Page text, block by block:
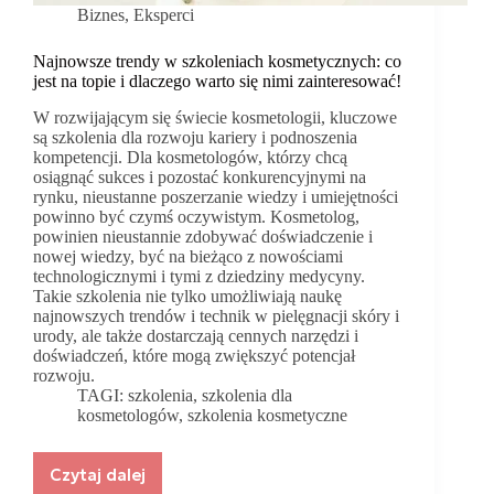
Biznes, Eksperci
Najnowsze trendy w szkoleniach kosmetycznych: co
jest na topie i dlaczego warto się nimi zainteresować!
W rozwijającym się świecie kosmetologii, kluczowe
są szkolenia dla rozwoju kariery i podnoszenia
kompetencji. Dla kosmetologów, którzy chcą
osiągnąć sukces i pozostać konkurencyjnymi na
rynku, nieustanne poszerzanie wiedzy i umiejętności
powinno być czymś oczywistym. Kosmetolog,
powinien nieustannie zdobywać doświadczenie i
nowej wiedzy, być na bieżąco z nowościami
technologicznymi i tymi z dziedziny medycyny.
Takie szkolenia nie tylko umożliwiają naukę
najnowszych trendów i technik w pielęgnacji skóry i
urody, ale także dostarczają cennych narzędzi i
doświadczeń, które mogą zwiększyć potencjał
rozwoju.
TAGI: szkolenia,szkolenia dla
kosmetologów, szkolenia kosmetyczne
Czytaj dalej
Najnowsze